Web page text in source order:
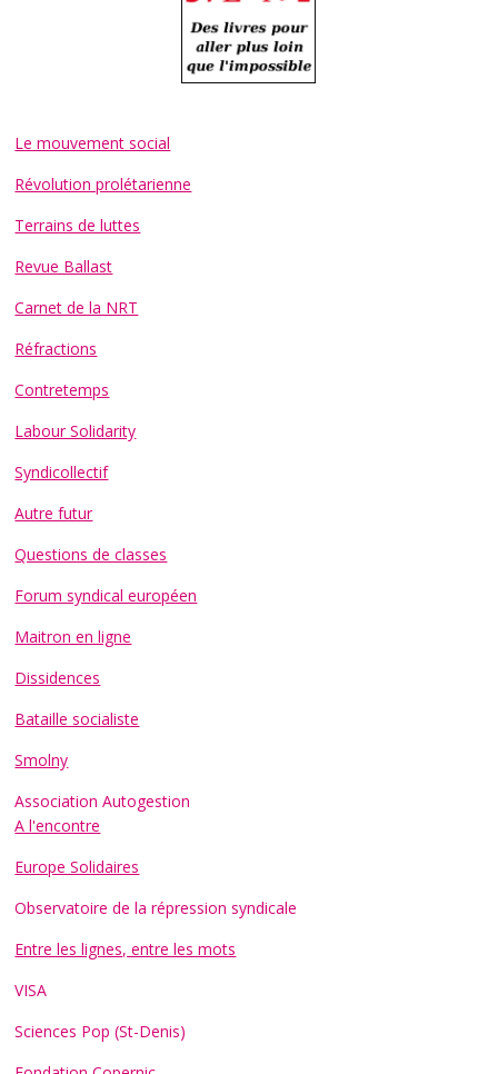
Le mouvement social
Révolution prolétarienne
Terrains de luttes
Revue Ballast
Carnet de la NRT
Réfractions
Contretemps
Labour Solidarity
Syndicollectif
Autre futur
Questions de classes
Forum syndical européen
Maitron en ligne
Dissidences
Bataille socialiste
Smolny
Association Autogestion
A l'encontre
Europe Solidaires
Observatoire de la répression syndicale
Entre les lignes, entre les mots
VISA
Sciences Pop (St-Denis)